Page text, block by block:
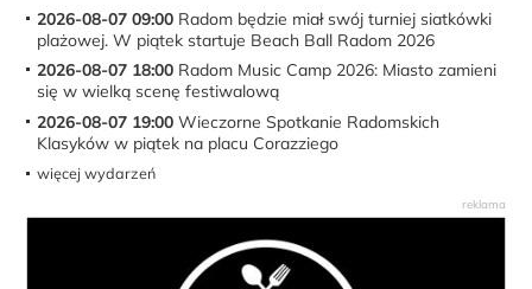
2026-08-07 09:00 Radom będzie miał swój turniej siatkówki
plażowej. W piątek startuje Beach Ball Radom 2026
2026-08-07 18:00 Radom Music Camp 2026: Miasto zamieni
się w wielką scenę festiwalową
2026-08-07 19:00 Wieczorne Spotkanie Radomskich
Klasyków w piątek na placu Corazziego
więcej wydarzeń